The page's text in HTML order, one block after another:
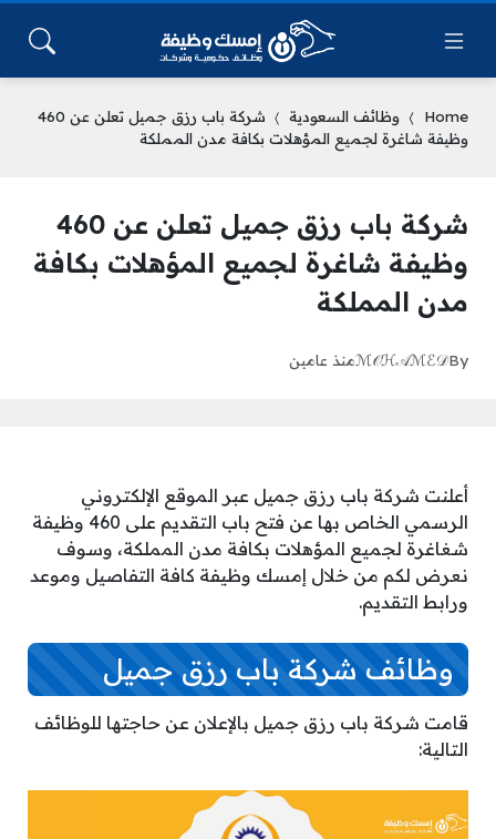
Home وظائف السعودية
شركة باب رزق جميل تعلن عن 460
وظيفة شاغرة لجميع المؤهلات بكافة مدن المملكة
شركة باب رزق جميل تعلن عن 460
وظيفة شاغرة لجميع المؤهلات بكافة
مدن المملكة
By
ℳ𝒪ℋ𝒜ℳℰ𝒟منذ عامين
أعلنت شركة باب رزق جميل عبر الموقع الإلكتروني
الرسمي الخاص بها عن فتح باب التقديم على 460 وظيفة
شغاغرة لجميع المؤهلات بكافة مدن المملكة، وسوف
نعرض لكم من خلال إمسك وظيفة كافة التفاصيل وموعد
ورابط التقديم.
وظائف شركة باب رزق جميل
قامت شركة باب رزق جميل بالإعلان عن حاجتها للوظائف
التالية: